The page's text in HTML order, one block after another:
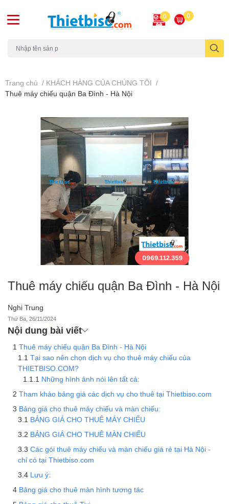
0 0
Trang chủ / KHÁCH HÀNG CỦA CHÚNG TÔI /
Thuê máy chiếu quận Ba Đình - Hà Nội
Thuê máy chiếu quận Ba Đình - Hà Nội
Nghi Trung
Thứ Ba, 26/11/2024
Nội dung bài viết
Thuê máy chiếu quận Ba Đình - Hà Nội
Tại sao nên chọn dịch vụ cho thuê máy chiếu của
THIETBISO.COM?
Những hình ảnh nói lên tất cả:
Tham khảo bảng giá các dịch vụ cho thuê tại Thietbiso.com
Bảng giá cho thuê máy chiếu và màn chiếu:
BẢNG GIÁ CHO THUÊ MÁY CHIẾU
BẢNG GIÁ CHO THUÊ MÀN CHIẾU
Các gói thuê máy chiếu và màn chiếu giá rẻ tại Hà Nội -
chỉ có tại Thietbiso.com
Lưu ý:
Bảng giá cho thuê màn hình tương tác